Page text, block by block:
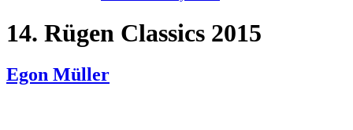
14. Rügen Classics 2015
Egon Müller